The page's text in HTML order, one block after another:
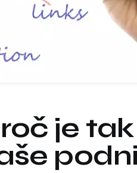
je tak